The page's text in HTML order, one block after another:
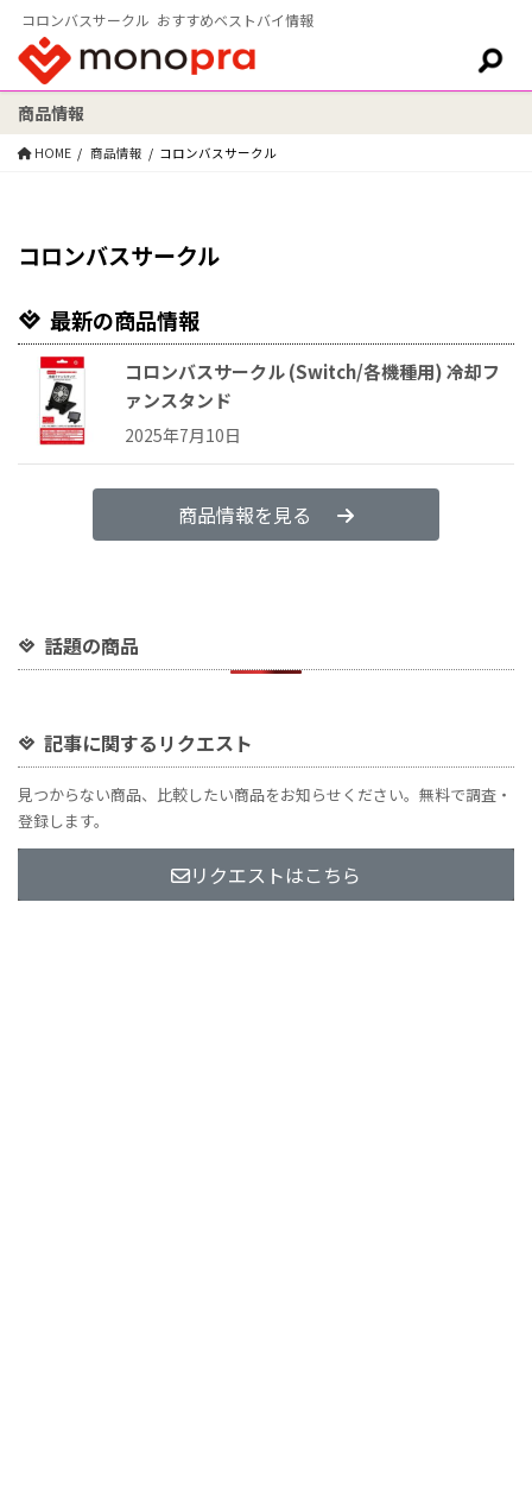
コロンバスサークル おすすめベストバイ情報
検索:
商品情報
HOME 商品情報 コロンバスサークル
コロンバスサークル
最新の商品情報
コロンバスサークル (Switch/各機種用) 冷却フ
ァンスタンド
2025年7月10日
商品情報を見る
話題の商品
記事に関するリクエスト
見つからない商品、比較したい商品をお知らせください。無料で調査・
登録します。
リクエストはこちら